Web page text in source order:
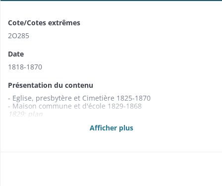
Cote/Cotes extrêmes
2O285
Date
1818-1870
Présentation du contenu
- Eglise, presbytère et Cimetière 1825-1870
- Maison commune et d'école 1829-1868
1829: plan
1866: clôture de l'école de filles: cf. presbytère
Afficher plus